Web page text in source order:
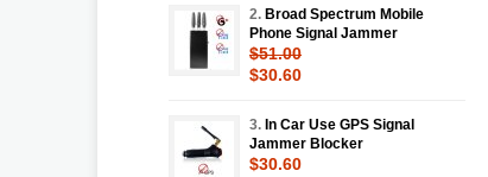
2. Broad Spectrum Mobile
Phone Signal Jammer
$51.00
$30.60
3. In Car Use GPS Signal
Jammer Blocker
$30.60